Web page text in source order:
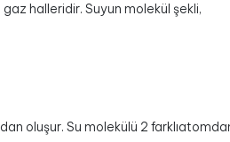
gaz halleridir. Suyun molekül şekli,
oluşur. Su molekülü 2